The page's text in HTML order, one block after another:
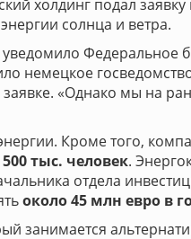
холдинг подал
солнца и ветра.
Федеральное
немецкое
«Однако мы на
Кроме того,
тыс. человек.
отдела
около 45 млн евро в
занимается